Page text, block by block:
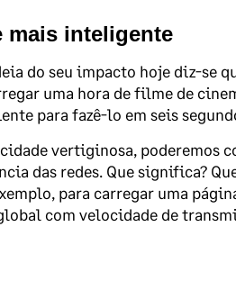
mais inteligente
do seu impacto hoje diz-se
uma hora de filme de
para fazê-lo em seis
vertiginosa, poderemos
das redes. Que significa?
para carregar uma
com velocidade de